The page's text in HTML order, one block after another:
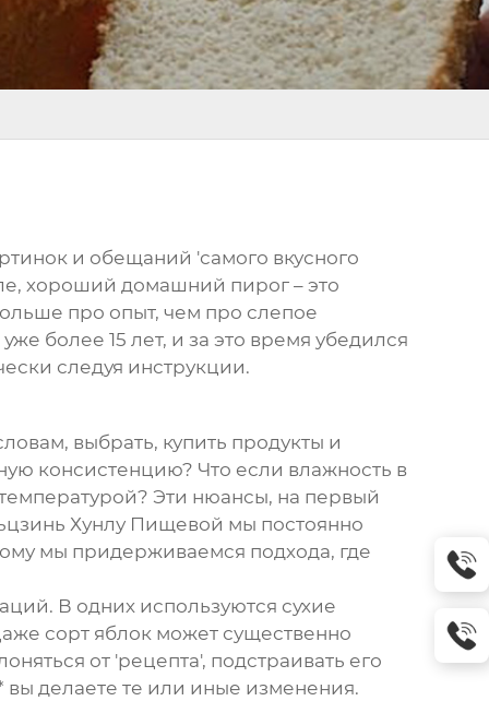
и обещаний 'самого вкусного
хороший домашний пирог – это
про опыт, чем про слепое
более 15 лет, и за это время убедился
следуя инструкции.
выбрать, купить продукты и
консистенцию? Что если влажность в
Эти нюансы, на первый
Хунлу Пищевой мы постоянно
мы придерживаемся подхода, где
В одних используются сухие
сорт яблок может существенно
от 'рецепта', подстраивать его
вы делаете те или иные изменения.